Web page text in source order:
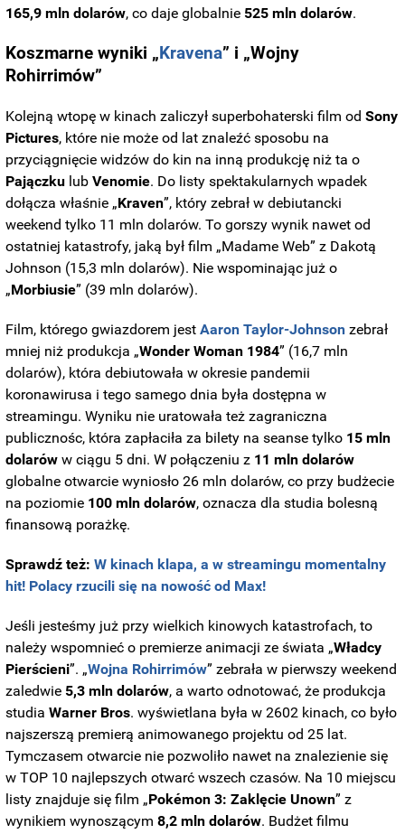
165,9 mln dolarów, co daje globalnie 525 mln dolarów.
Koszmarne wyniki „ Kravena” i „Wojny
Rohirrimów”
Kolejną wtopę w kinach zaliczył superbohaterski film odSony
Pictures, które nie może od lat znaleźć sposobu na
przyciągnięcie widzów do kin na inną produkcję niż ta o
Pajączku lubVenomie. Do listy spektakularnych wpadek
dołącza właśnie „Kraven”, który zebrał w debiutancki
weekend tylko 11 mln dolarów. To gorszy wynik nawet od
ostatniej katastrofy, jaką był film „Madame Web” z Dakotą
Johnson (15,3 mln dolarów). Nie wspominając już o
„Morbiusie” (39 mln dolarów).
Film, którego gwiazdorem jestAaron Taylor-Johnson zebrał
mniej niż produkcja „Wonder Woman 1984” (16,7 mln
dolarów), która debiutowała w okresie pandemii
koronawirusa i tego samego dnia była dostępna w
streamingu.Wyniku nie uratowała też zagraniczna
publicznośc, która zapłaciła za bilety na seanse tylko 15 mln
dolarów w ciągu 5 dni. W połączeniu z 11 mln dolarów
globalne otwarcie wyniosło 26 mln dolarów, co przy budżecie
na poziomie 100 mln dolarów, oznacza dla studia bolesną
finansową porażkę.
Sprawdź też:W kinach klapa, a w streamingu momentalny
hit! Polacy rzucili się na nowość od Max!
Jeśli jesteśmy już przy wielkich kinowych katastrofach, to
należy wspomnieć o premierze animacji ze świata „Władcy
Pierścieni”. „Wojna Rohirrimów” zebrała w pierwszy weekend
zaledwie 5,3 mln dolarów, a warto odnotować, że produkcja
studia Warner Bros. wyświetlana była w 2602 kinach, co było
najszerszą premierą animowanego projektu od 25 lat.
Tymczasem otwarcie nie pozwoliło nawet na znalezienie się
w TOP 10 najlepszych otwarć wszech czasów. Na 10 miejscu
listy znajduje się film „Pokémon 3: Zaklęcie Unown” z
wynikiem wynoszącym8,2 mln dolarów. Budżet filmu